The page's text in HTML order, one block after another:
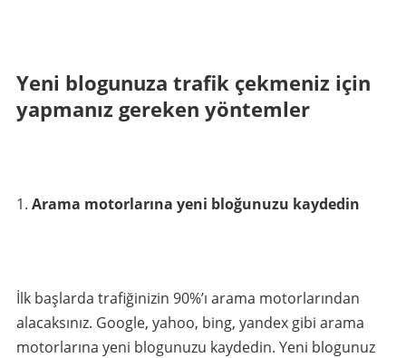
Yeni blogunuza trafik çekmeniz için
yapmanız gereken yöntemler
Arama motorlarına yeni bloğunuzu kaydedin
İlk başlarda trafiğinizin 90%’ı arama motorlarından
alacaksınız. Google, yahoo, bing, yandex gibi arama
motorlarına yeni blogunuzu kaydedin. Yeni blogunuz